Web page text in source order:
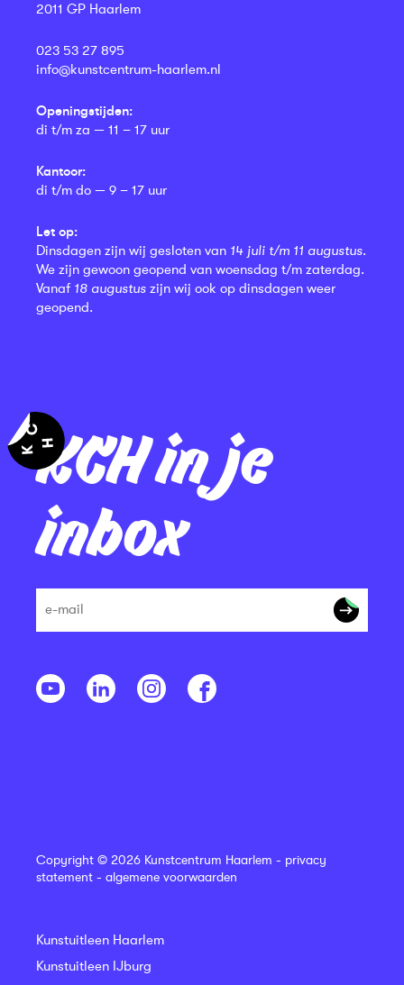
KCH in je
inbox
2011 GP Haarlem
023 53 27 895
info@kunstcentrum-haarlem.nl
Openingstijden:
di t/m za — 11 – 17 uur
Kantoor:
di t/m do — 9 – 17 uur
Let op:
Dinsdagen zijn wij gesloten van 14 juli t/m 11 augustus.
We zijn gewoon geopend van woensdag t/m zaterdag.
Vanaf 18 augustus zijn wij ook op dinsdagen weer
geopend.
Copyright © 2026 Kunstcentrum Haarlem - privacy
statement - algemene voorwaarden
Kunstuitleen Haarlem
Kunstuitleen IJburg